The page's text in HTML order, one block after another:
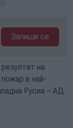
Запиши се
на
в най-
Русия – АД